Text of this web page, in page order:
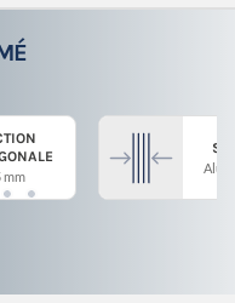
mm